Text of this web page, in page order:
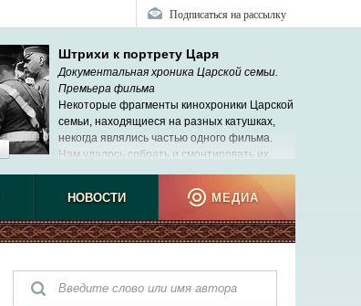
Подписаться на рассылку
Штрихи к портрету Царя
Документальная хроника Царской семьи.
Премьера фильма
Некоторые фрагменты кинохроники Царской
семьи, находящиеся на разных катушках,
некогда являлись частью одного фильма.
Нам удалось собрать и смонтировать их.
НОВОСТИ МЕДИА